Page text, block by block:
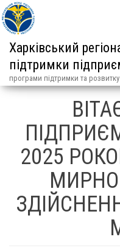
Харківський
підтримки
програми підтримки та
2025